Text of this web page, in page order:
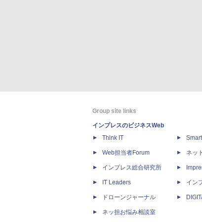
Group site links
インプレスのビジネスWeb
Think IT
Web担当者Forum
インプレス総合研究所
IT Leaders
ドローンジャーナル
ネッ担お悩み相談室
ネッ
イン